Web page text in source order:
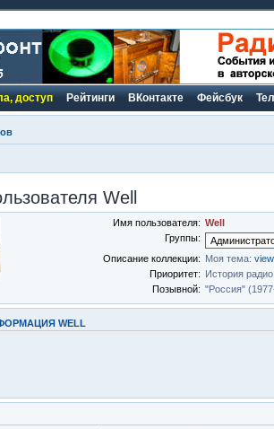
доступ Рейтинги ВКонтакте Фейсбук
Well
Имя пользователя: Well
Группы:
Описание коллекции: Моя тема:
Приоритет: История
Позывной: "Россия"
WELL